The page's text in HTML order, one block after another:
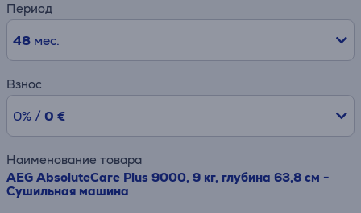
Период
48мес.
Взнос
0% / 0 €
Наименование товара
AEG AbsoluteCare Plus 9000, 9 кг, глубина 63,8 см -
Сушильная машина